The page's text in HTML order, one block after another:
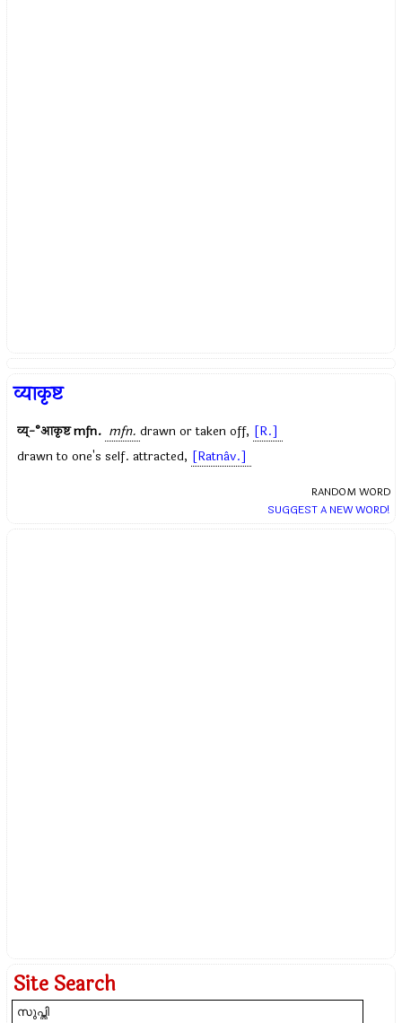
व्याकृष्ट
व्य्-°आकृष्टmfn. mfn. drawn or taken off, [R.]
drawn to one's self. attracted, [Ratnâv.]
RANDOM WORD
SUGGEST A NEW WORD!
Site Search